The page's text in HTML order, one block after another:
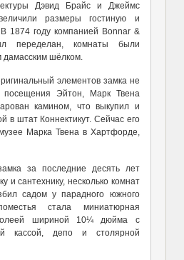
Дэвид Брайс и Джеймс
размеры гостиную и
1874 году компанией Bonnar &
переделан, комнаты были
шёлком.
элементов замка не
посещения Эйтон, Марк Твена
камином, что выкупил и
в штат Коннектикут. Сейчас его
Марка Твена в Хартфорде,
за последние десять лет
и сантехнику, несколько комнат
садом у парадного южного
стала миниатюрная
шириной 10¼ дюйма с
кассой, депо и столярной